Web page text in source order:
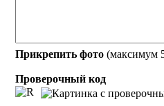
Прикрепить фото (максимум
Проверочный код